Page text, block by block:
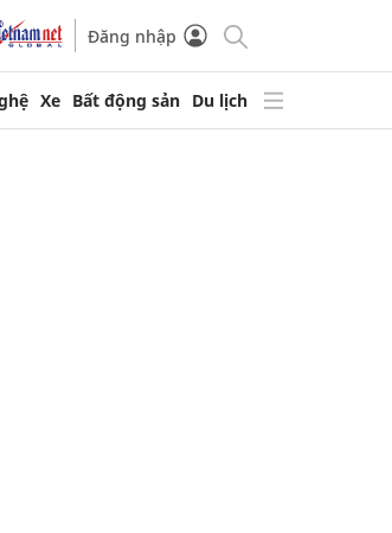
Đăng nhập
Xe Bất động sản Du lịch